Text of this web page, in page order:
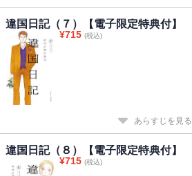
違国日記（７）【電子限定特典付】
¥715 (税込)
あらすじを見る
違国日記（８）【電子限定特典付】
¥715 (税込)